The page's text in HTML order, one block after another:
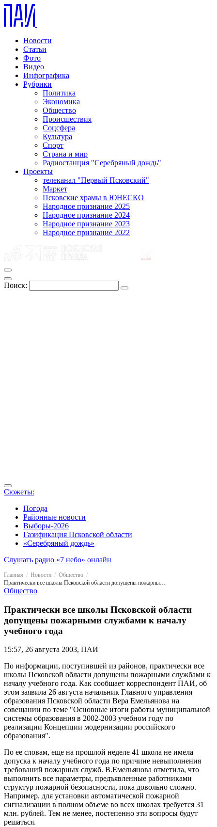
Новости
Статьи
Фото
Видео
Инфографика
Рубрики
Политика
Экономика
Общество
Происшествия
Соцсфера
Культура
Спорт
Страна и мир
Радиостанция "Серебряный дождь"
Проекты
телеканал "Первый Псковский"
Маркет
Псковские храмы в ЮНЕСКО
Народное признание 2025
Народное признание 2024
Народное признание 2023
Народное признание 2022
Поиск:
Сюжеты:
Погода
Районные новости
Выборы-2026
Газификация Псковской области
«Серебряный дождь»
Слушать радио «7 небо» онлайн
Главная Новости
Общество
Практически все школы Псковской области допущены пожарными службами к началу учебного года
Общество
Практически все школы Псковской области
допущены пожарными службами к началу
учебного года
15:57, 26 августа 2003, ПАИ
По информации, поступившей из районов, практически все
школы Псковской области допущены пожарными службами к
началу учебного года. Как сообщает корреспондент ПАИ, об
этом заявила 26 августа начальник Главного управления
образования Псковской области Вера Емельянова на
совещании по теме "Основные итоги работы муниципальной
системы образования в 2002-2003 учебном году по
реализации Концепции модернизации российского
образования".
По ее словам, еще на прошлой неделе 41 школа не имела
допуска к началу учебного года по причине невыполнения
требований пожарных служб. В.Емельянова отметила, что
выполнить все параметры, предъявленные работниками
структур пожарной безопасности, пока довольно сложно.
Например, для установки автоматической пожарной
сигнализации в полном объеме во всех школах требуется 31
млн. рублей. Тем не менее, постепенно эти вопросы будут
решаться.